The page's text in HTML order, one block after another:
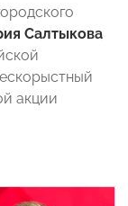
Салтыкова
акции